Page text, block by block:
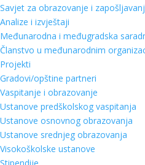
Savjet za obrazovanje i
Analize i izvještaji
Međunarodna i međugradska
Članstvo u međunarodnim
Projekti
Gradovi/opštine partneri
Vaspitanje i obrazovanje
Ustanove predškolskog vaspitanja
Ustanove osnovnog obrazovanja
Ustanove srednjeg obrazovanja
Visokoškolske ustanove